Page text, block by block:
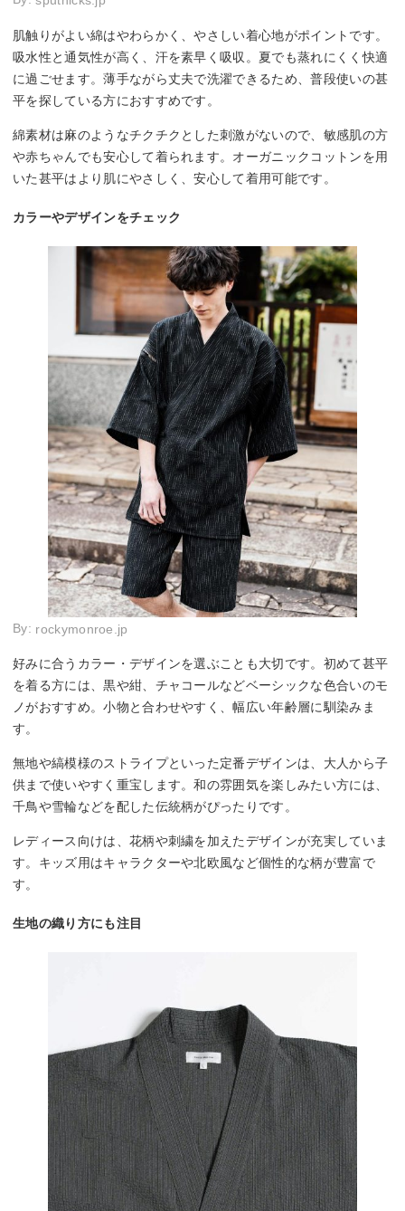
肌触りがよい綿はやわらかく、やさしい着心地がポイントです。
吸水性と通気性が高く、汗を素早く吸収。夏でも蒸れにくく快適
に過ごせます。薄手ながら丈夫で洗濯できるため、普段使いの甚
平を探している方におすすめです。
綿素材は麻のようなチクチクとした刺激がないので、敏感肌の方
や赤ちゃんでも安心して着られます。オーガニックコットンを用
いた甚平はより肌にやさしく、安心して着用可能です。
カラーやデザインをチェック
By: rockymonroe.jp
好みに合うカラー・デザインを選ぶことも大切です。初めて甚平
を着る方には、黒や紺、チャコールなどベーシックな色合いのモ
ノがおすすめ。小物と合わせやすく、幅広い年齢層に馴染みま
す。
無地や縞模様のストライプといった定番デザインは、大人から子
供まで使いやすく重宝します。和の雰囲気を楽しみたい方には、
千鳥や雪輪などを配した伝統柄がぴったりです。
レディース向けは、花柄や刺繍を加えたデザインが充実していま
す。キッズ用はキャラクターや北欧風など個性的な柄が豊富で
す。
生地の織り方にも注目